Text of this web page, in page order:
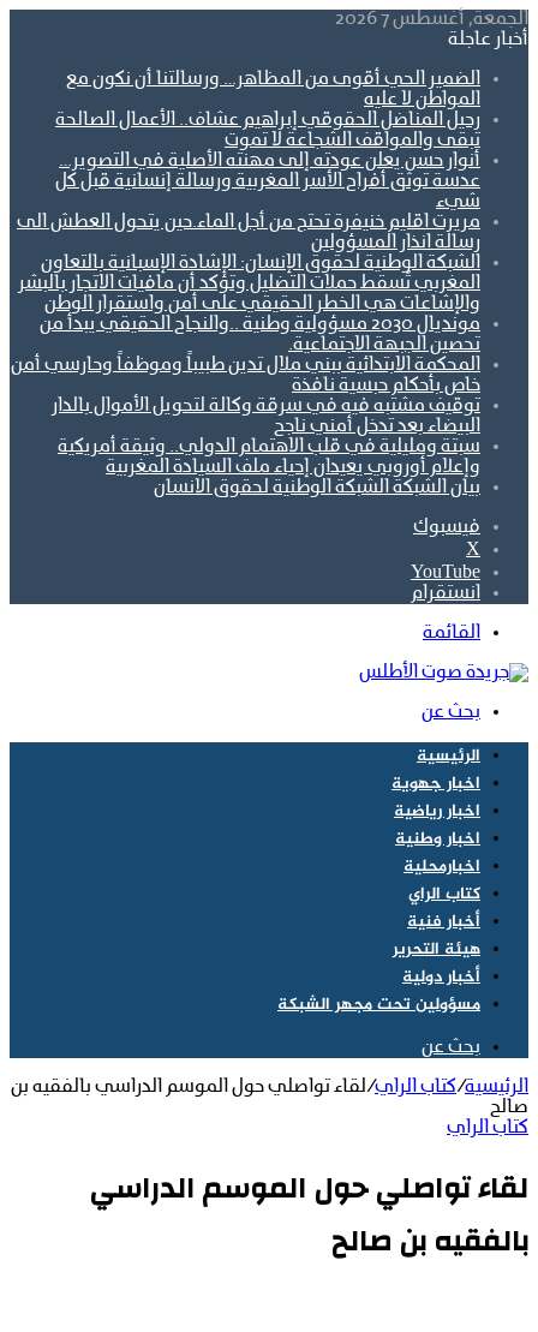
الجمعة, أغسطس 7 2026
أخبار عاجلة
الضمير الحي أقوى من المظاهر… ورسالتنا أن نكون مع
المواطن لا عليه
رحيل المناضل الحقوقي إبراهيم عشاف.. الأعمال الصالحة
تبقى والمواقف الشجاعة لا تموت
أنوار حسن يعلن عودته إلى مهنته الأصلية في التصوير…
عدسة توثق أفراح الأسر المغربية ورسالة إنسانية قبل كل
شيء
مريرت اقليم خنيفرة تحتج من أجل الماء.حين يتحول العطش الى
رسالة انذار المسؤولين
الشبكة الوطنية لحقوق الإنسان: الإشادة الإسبانية بالتعاون
المغربي تُسقط حملات التضليل وتؤكد أن مافيات الاتجار بالبشر
والإشاعات هي الخطر الحقيقي على أمن واستقرار الوطن
مونديال 2030 مسؤولية وطنية ..والنجاح الحقيقي يبدأ من
تحصين الجبهة الاجتماعية.
المحكمة الابتدائية ببني ملال تدين طبيباً وموظفاً وحارسي أمن
خاص بأحكام حبسية نافذة
توقيف مشتبه فيه في سرقة وكالة لتحويل الأموال بالدار
البيضاء بعد تدخل أمني ناجح
سبتة ومليلية في قلب الاهتمام الدولي.. وثيقة أمريكية
وإعلام أوروبي يعيدان إحياء ملف السيادة المغربية
بيان الشبكة الشبكة الوطنية لحقوق الانسان
فيسبوك
‫X
‫YouTube
انستقرام
القائمة
بحث عن
الرئيسية
اخبار جهوية
اخبار رياضية
اخبار وطنية
اخبارمحلية
كتاب الراي
أخبار فنية
هيئة التحرير
أخبار دولية
مسؤولين تحت مجهر الشبكة
بحث عن
الرئيسية/كتاب الراي/لقاء تواصلي حول الموسم الدراسي بالفقيه بن
صالح
كتاب الراي
لقاء تواصلي حول الموسم الدراسي
بالفقيه بن صالح